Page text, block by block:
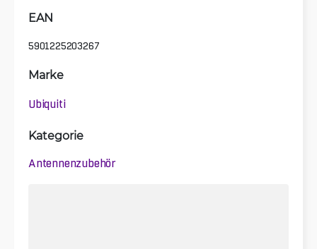
EAN
5901225203267
Marke
Ubiquiti
Kategorie
Antennenzubehör